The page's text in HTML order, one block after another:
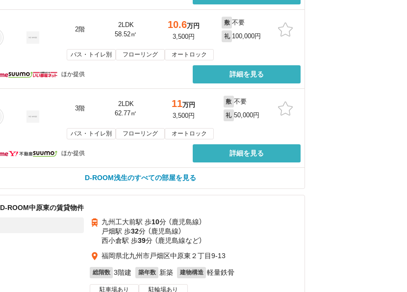
2階
2LDK
58.52㎡
10.6万円
3,500円
敷 不要
礼 100,000円
バス・トイレ別 フローリング オートロック
ほか提供 詳細を見る
3階
2LDK
62.77㎡
11万円
3,500円
敷 不要
礼 50,000円
バス・トイレ別 フローリング オートロック
ほか提供 詳細を見る
D-ROOM浅生のすべての部屋を見る
D-ROOM中原東の賃貸物件
九州工大前駅 歩10分 （鹿児島線）
戸畑駅 歩32分 （鹿児島線）
西小倉駅 歩39分 （鹿児島線など）
福岡県北九州市戸畑区中原東２丁目9-13
総階数 3階建 築年数 新築 建物構造 軽量鉄骨
駐車場あり 駐輪場あり